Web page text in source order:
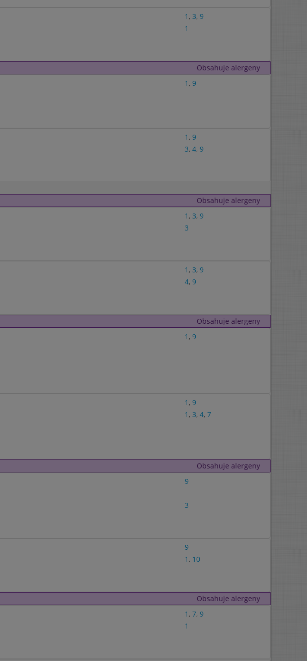
1 , 3, 9
1
Obsahuje alergeny
1 , 9
1 , 9
3, 4, 9
Obsahuje alergeny
1 , 3, 9
3
1 , 3, 9
4, 9
Obsahuje alergeny
1 , 9
1 , 9
1 , 3, 4, 7
Obsahuje alergeny
9
3
9
1 , 10
Obsahuje alergeny
1 , 7, 9
1